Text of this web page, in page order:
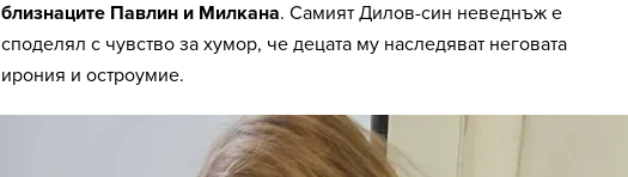
близнаците Павлин и Милкана. Самият Дилов-син неведнъж е
споделял с чувство за хумор, че децата му наследяват неговата
ирония и остроумие.